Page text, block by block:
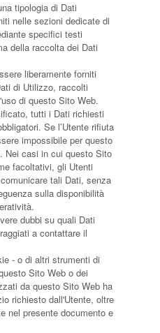
tipologia di Dati
nelle sezioni dedicate di
specifici testi
della raccolta dei Dati
liberamente forniti
di Utilizzo, raccolti
di questo Sito Web.
tutti i Dati richiesti
Se l’Utente rifiuta
impossibile per questo
Nei casi in cui questo Sito
facoltativi, gli Utenti
tali Dati, senza
sulla disponibilità
dubbi su quali Dati
a contattare il
- o di altri strumenti di
Sito Web o dei
da questo Sito Web ha
richiesto dall'Utente, oltre
nel presente documento e